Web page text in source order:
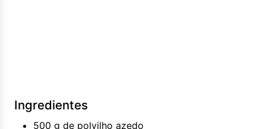
Ingredientes
500 g de polvilho azedo